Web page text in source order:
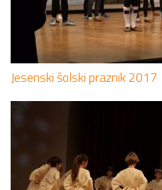
Jesenski šolski praznik 2017